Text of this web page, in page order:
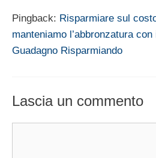
Pingback: Risparmiare sul
manteniamo l’abbronzatura
Guadagno Risparmiando
Lascia un commento